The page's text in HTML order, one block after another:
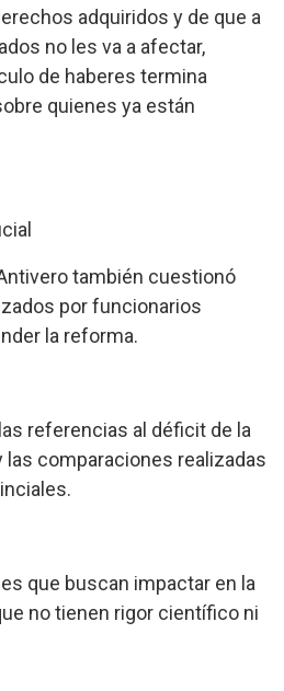
adquiridos y de que a
no les va a afectar,
de haberes termina
quienes ya están
también cuestionó
por funcionarios
la reforma.
referencias al déficit de la
las comparaciones realizadas
que buscan impactar en la
no tienen rigor científico ni